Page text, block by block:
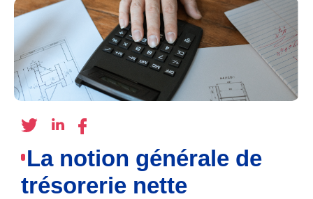
La notion générale de
trésorerie nette